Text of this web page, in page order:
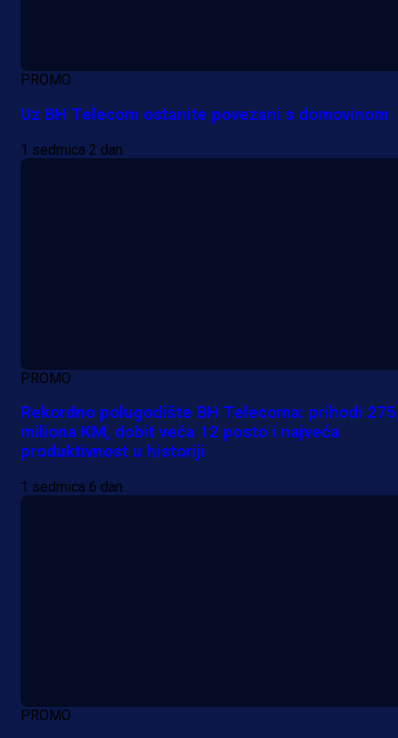
PROMO
Uz BH Telecom ostanite povezani s domovinom
1 sedmica 2 dan
PROMO
Rekordno polugodište BH Telecoma: prihodi
miliona KM, dobit veća 12 posto i najveća
produktivnost u historiji
1 sedmica 6 dan
PROMO